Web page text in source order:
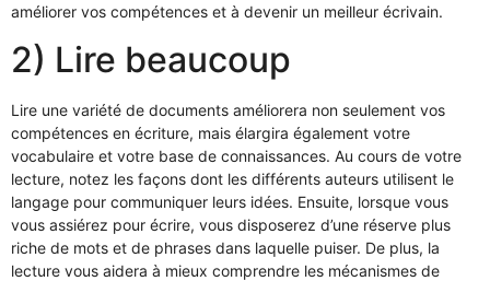
améliorer vos compétences et à devenir un meilleur écrivain.
2) Lire beaucoup
Lire une variété de documents améliorera non seulement vos
compétences en écriture, mais élargira également votre
vocabulaire et votre base de connaissances. Au cours de votre
lecture, notez les façons dont les différents auteurs utilisent le
langage pour communiquer leurs idées. Ensuite, lorsque vous
vous assiérez pour écrire, vous disposerez d’une réserve plus
riche de mots et de phrases dans laquelle puiser. De plus, la
lecture vous aidera à mieux comprendre les mécanismes de